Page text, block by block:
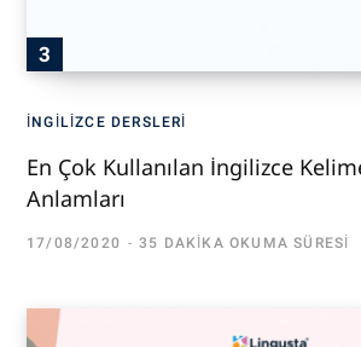
İNGILIZCE DERSLERI
En Çok Kullanılan İngilizce
Anlamları
17/08/2020 35 DAKIKA OKUMA SÜRESI